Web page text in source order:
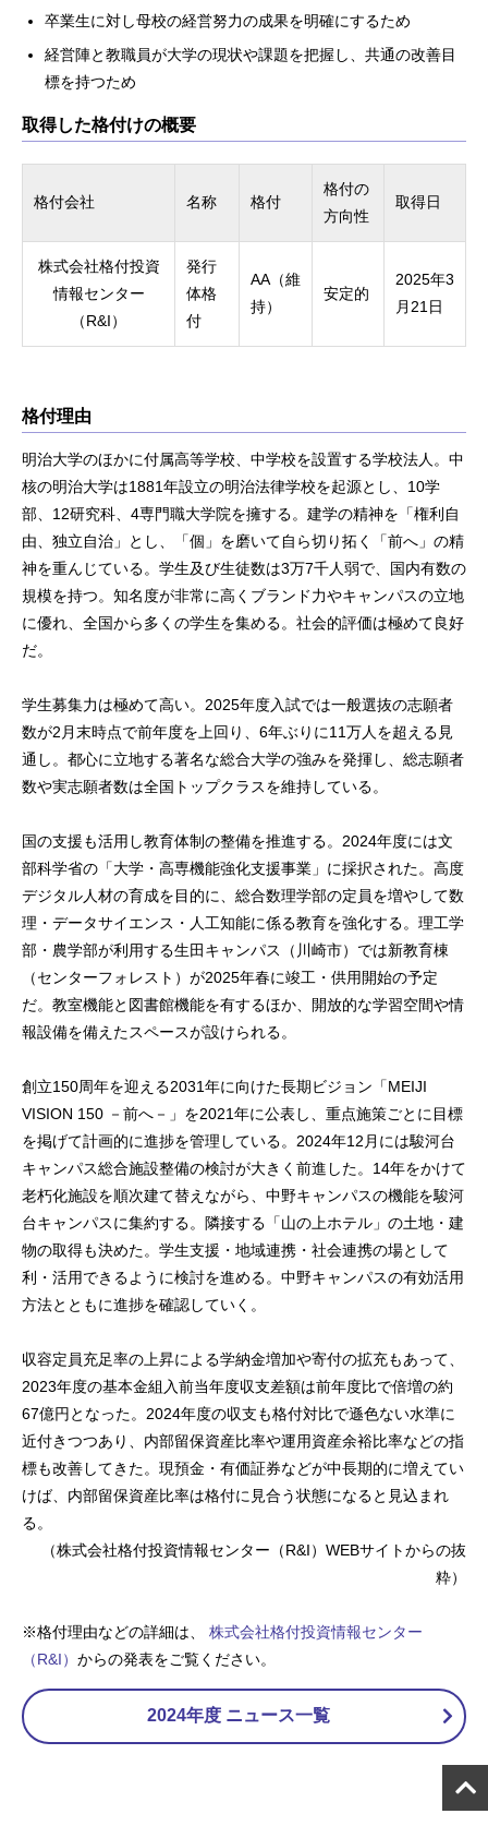
卒業生に対し母校の経営努力の成果を明確にするため
経営陣と教職員が大学の現状や課題を把握し、共通の改善目
標を持つため
取得した格付けの概要
格付会社 名称 格付
格付の
方向性
取得日
株式会社格付投資
情報センター
（R&I）
発行
体格
付
AA（維
持）
安定的
2025年3
月21日
格付理由
明治大学のほかに付属高等学校、中学校を設置する学校法人。中
核の明治大学は1881年設立の明治法律学校を起源とし、10学
部、12研究科、4専門職大学院を擁する。建学の精神を「権利自
由、独立自治」とし、「個」を磨いて自ら切り拓く「前へ」の精
神を重んじている。学生及び生徒数は3万7千人弱で、国内有数の
規模を持つ。知名度が非常に高くブランド力やキャンパスの立地
に優れ、全国から多くの学生を集める。社会的評価は極めて良好
だ。
学生募集力は極めて高い。2025年度入試では一般選抜の志願者
数が2月末時点で前年度を上回り、6年ぶりに11万人を超える見
通し。都心に立地する著名な総合大学の強みを発揮し、総志願者
数や実志願者数は全国トップクラスを維持している。
国の支援も活用し教育体制の整備を推進する。2024年度には文
部科学省の「大学・高専機能強化支援事業」に採択された。高度
デジタル人材の育成を目的に、総合数理学部の定員を増やして数
理・データサイエンス・人工知能に係る教育を強化する。理工学
部・農学部が利用する生田キャンパス（川崎市）では新教育棟
（センターフォレスト）が2025年春に竣工・供用開始の予定
だ。教室機能と図書館機能を有するほか、開放的な学習空間や情
報設備を備えたスペースが設けられる。
創立150周年を迎える2031年に向けた長期ビジョン「MEIJI
VISION 150 －前へ－」を2021年に公表し、重点施策ごとに目標
を掲げて計画的に進捗を管理している。2024年12月には駿河台
キャンパス総合施設整備の検討が大きく前進した。14年をかけて
老朽化施設を順次建て替えながら、中野キャンパスの機能を駿河
台キャンパスに集約する。隣接する「山の上ホテル」の土地・建
物の取得も決めた。学生支援・地域連携・社会連携の場として
利・活用できるように検討を進める。中野キャンパスの有効活用
方法とともに進捗を確認していく。
収容定員充足率の上昇による学納金増加や寄付の拡充もあって、
2023年度の基本金組入前当年度収支差額は前年度比で倍増の約
67億円となった。2024年度の収支も格付対比で遜色ない水準に
近付きつつあり、内部留保資産比率や運用資産余裕比率などの指
標も改善してきた。現預金・有価証券などが中長期的に増えてい
けば、内部留保資産比率は格付に見合う状態になると見込まれ
る。
（株式会社格付投資情報センター （R&I）WEBサイトからの抜
粋）
※格付理由などの詳細は、 株式会社格付投資情報センター
（R&I） からの発表をご覧ください。
2024年度 ニュース一覧